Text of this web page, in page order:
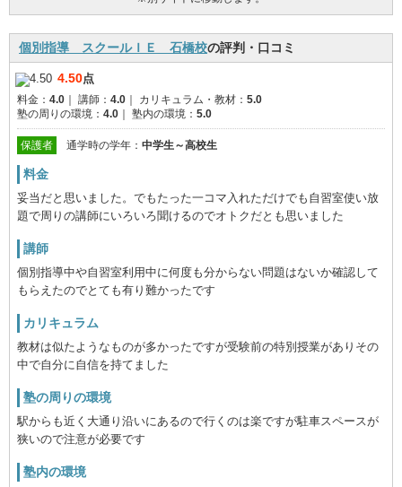
個別指導 スクールＩＥ 石橋校の評判・口コミ
4.50点
料金： 4.0 講師： 4.0 カリキュラム・教材： 5.0
塾の周りの環境： 4.0 塾内の環境： 5.0
保護者 通学時の学年： 中学生～高校生
料金
妥当だと思いました。でもたった一コマ入れただけでも自習室使い放
題で周りの講師にいろいろ聞けるのでオトクだとも思いました
講師
個別指導中や自習室利用中に何度も分からない問題はないか確認して
もらえたのでとても有り難かったです
カリキュラム
教材は似たようなものが多かったですが受験前の特別授業がありその
中で自分に自信を持てました
塾の周りの環境
駅からも近く大通り沿いにあるので行くのは楽ですが駐車スペースが
狭いので注意が必要です
塾内の環境